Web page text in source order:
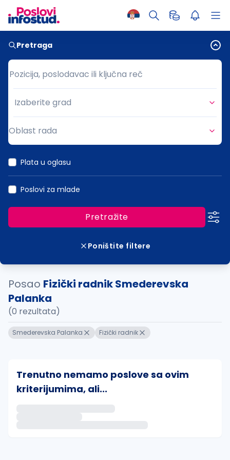
Pretraga
Pozicija, poslodavac ili ključna reč
Pozicija, poslodavac ili ključna reč
Grad
Izaberite grad
Oblast rada
Plata u oglasu
Poslovi za mlade
Pretražite
Poništite filtere
Posao Fizički radnik Smederevska
Palanka
(0 rezultata)
Smederevska Palanka Fizički radnik
Trenutno nemamo poslove sa ovim
kriterijumima, ali...